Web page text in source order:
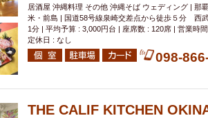
居酒屋 沖縄料理 その他 沖縄そば ウェディング | 那
米・前島 | 国道58号線泉崎交差点から徒歩５分 西
1分 | 平均予算 : 3,000円台 | 座席数 : 120席 | 営業時
定休日 : なし
098-
THE CALIF KITCHEN